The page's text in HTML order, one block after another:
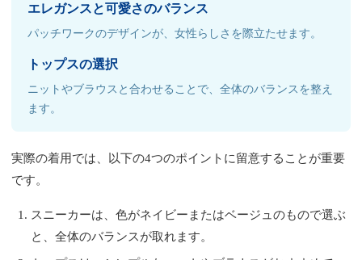
エレガンスと可愛さのバランス
パッチワークのデザインが、女性らしさを際立たせます。
トップスの選択
ニットやブラウスと合わせることで、全体のバランスを整え
ます。
実際の着用では、以下の4つのポイントに留意することが重要
です。
スニーカーは、色がネイビーまたはベージュのもので選ぶ
と、全体のバランスが取れます。